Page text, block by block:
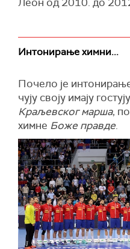
Интонирање химни...
Почело је
чују своју имају
Краљевског марша,
химне Боже правде.